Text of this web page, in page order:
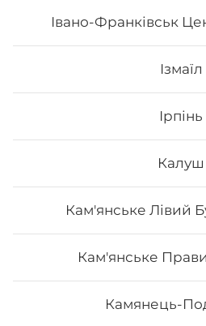
Івано-Франківськ
Ізмаїл
Ірпінь
Калуш
Кам'янське Лівий
Кам'янське
Камянець-
787₴